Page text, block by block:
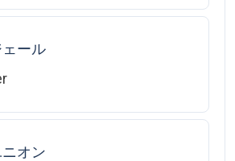
ール
オン